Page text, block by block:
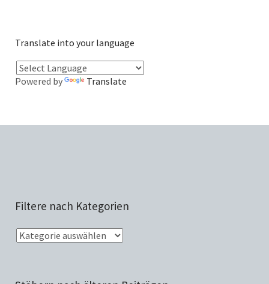
Translate into your language
Powered by Translate
Filtere nach Kategorien